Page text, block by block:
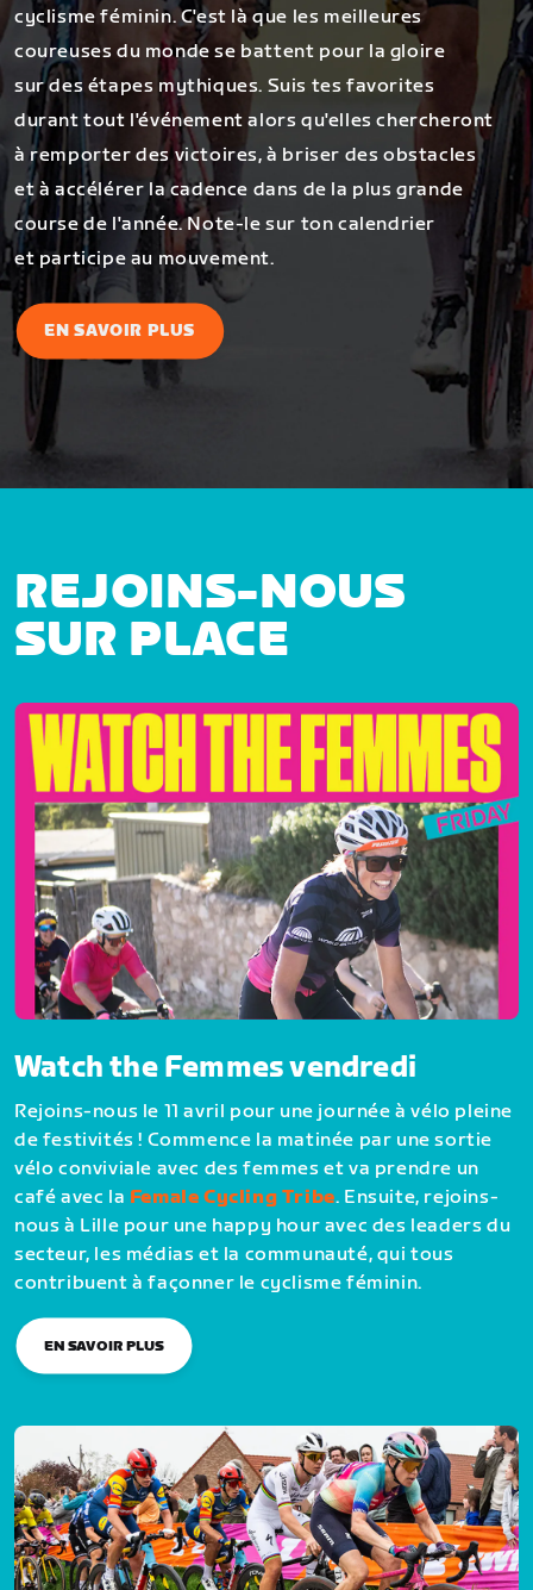
cyclisme féminin. C'est là que les meilleures
coureuses du monde se battent pour la gloire
sur des étapes mythiques. Suis tes favorites
durant tout l'événement alors qu'elles chercheront
à remporter des victoires, à briser des obstacles
et à accélérer la cadence dans de la plus grande
course de l'année. Note-le sur ton calendrier
et participe au mouvement.
EN SAVOIR PLUS
REJOINS-NOUS
SUR PLACE
Watch the Femmes vendredi
Rejoins-nous le 11 avril pour une journée à vélo pleine
de festivités ! Commence la matinée par une sortie
vélo conviviale avec des femmes et va prendre un
café avec la Female Cycling Tribe. Ensuite, rejoins-
nous à Lille pour une happy hour avec des leaders du
secteur, les médias et la communauté, qui tous
contribuent à façonner le cyclisme féminin.
EN SAVOIR PLUS